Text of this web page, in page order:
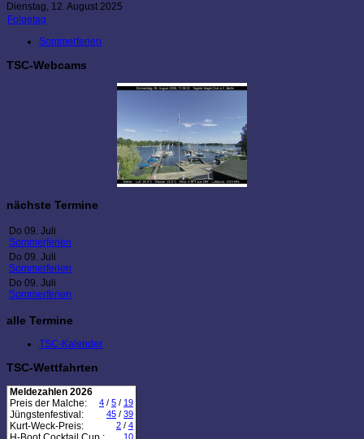
Dienstag, 12. August 2025
Folgetag
Sommerferien
TSC-Webcams
nächste Termine
Do 09. Juli
Sommerferien
Do 09. Juli
Sommerferien
Do 09. Juli
Sommerferien
alle Termine
TSC-Kalender
TSC-Wettfahrten
Meldezahlen 2026
Preis der Malche:
4 / 5 / 19
Jüngstenfestival: 45 / 39
Kurt-Weck-Preis: 2 / 4
10